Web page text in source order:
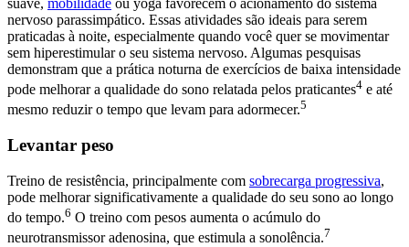
nervoso parassimpático. Essas atividades são ideais para serem
praticadas à noite, especialmente quando você quer se movimentar
sem hiperestimular o seu sistema nervoso. Algumas pesquisas
demonstram que a prática noturna de exercícios de baixa intensidade
pode melhorar a qualidade do sono relatada pelos praticantes4 e até
mesmo reduzir o tempo que levam para adormecer.5
Levantar peso
Treino de resistência, principalmente com sobrecarga progressiva,
pode melhorar significativamente a qualidade do seu sono ao longo
do tempo.6 O treino com pesos aumenta o acúmulo do
neurotransmissor adenosina, que estimula a sonolência.7